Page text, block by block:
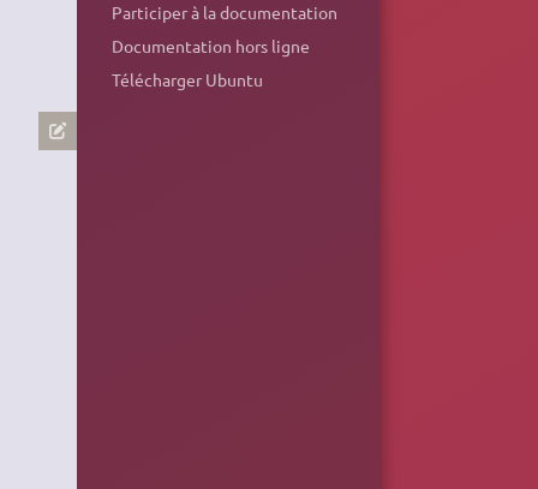
Participer à la documentation
Documentation hors ligne
Télécharger Ubuntu